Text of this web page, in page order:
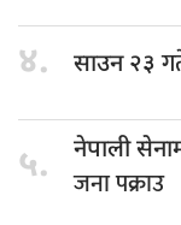
४. साउन २३
५. नेपाली
जना पक्राउ